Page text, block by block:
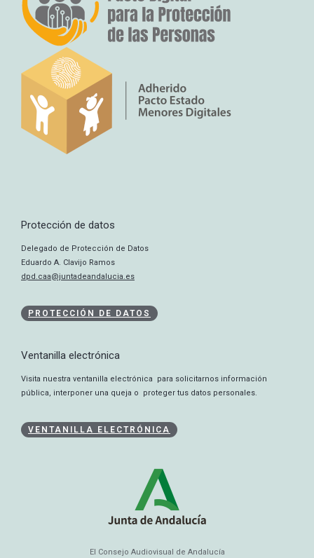
Protección de datos
Delegado de Protección de Datos
Eduardo A. Clavijo Ramos
dpd.caa@juntadeandalucia.es
PROTECCIÓN DE DATOS
Ventanilla electrónica
Visita nuestra ventanilla electrónica para solicitarnos información
pública, interponer una queja o proteger tus datos personales.
VENTANILLA ELECTRÓNICA
El Consejo Audiovisual de Andalucía